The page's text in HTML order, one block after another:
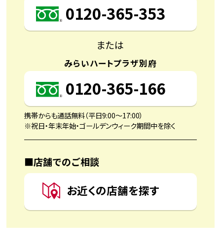
0120-365-353
または
みらいハートプラザ別府
0120-365-166
携帯からも通話無料（平日9:00〜17:00）
※祝日・年末年始・ゴールデンウィーク期間中を除く
■店舗でのご相談
お近くの店舗を探す